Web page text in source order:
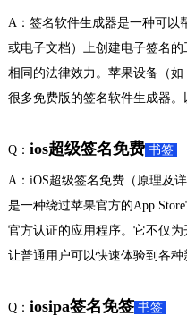
A：签名软件生成器是一种可以
或电子文档）上创建电子签名
相同的法律效力。苹果设备（如
很多免费版的签名软件生成器
Q： ios超级签名免费 书签
A：iOS超级签名免费（原理及
是一种绕过苹果官方的App
官方认证的应用程序。它不仅
让普通用户可以快速体验到各种
Q： iosipa签名免签 书签